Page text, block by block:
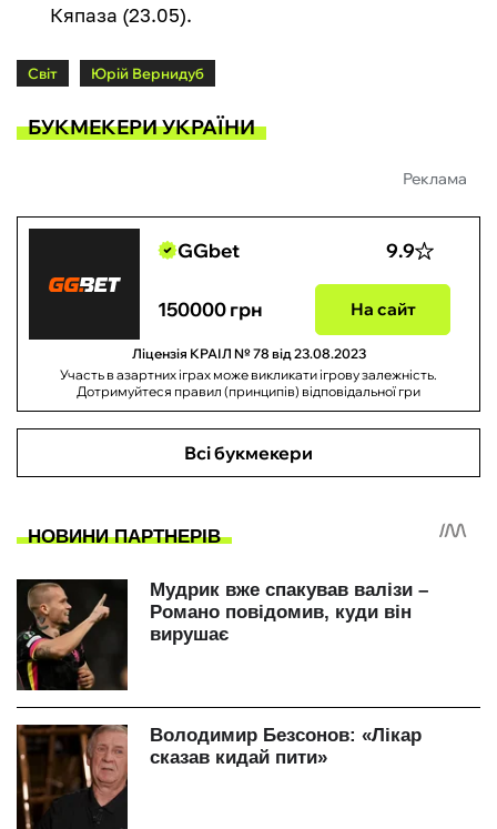
Кяпаза (23.05).
Світ Юрій Вернидуб
БУКМЕКЕРИ УКРАЇНИ
Реклама
GGbet 9.9
150000 грн На сайт
Ліцензія КРАІЛ № 78 від 23.08.2023
Участь в азартних іграх може викликати ігрову залежність.
Дотримуйтеся правил (принципів) відповідальної гри
Всі букмекери